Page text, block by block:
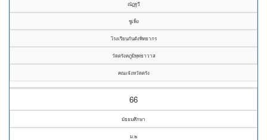
ณัฏฐวี
ชูเพ็ง
โรงเรียนกันตังพิทยากร
วัดตรังคภูมิพุทธาวาส
คณะจังหวัดตรัง
66
มัธยมศึกษา
ม.๒